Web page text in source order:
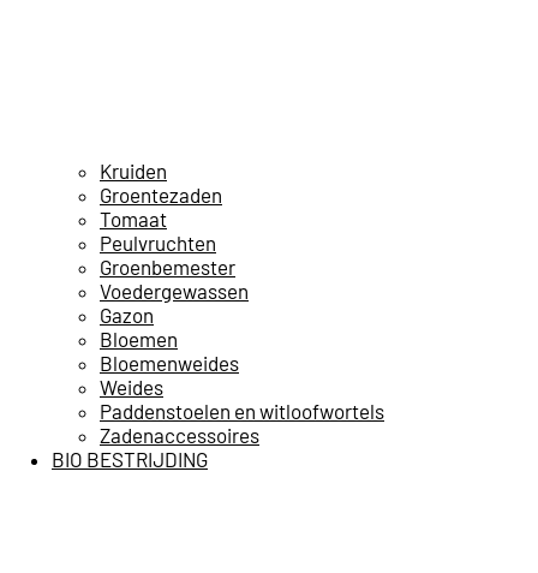
Kruiden
Groentezaden
Tomaat
Peulvruchten
Groenbemester
Voedergewassen
Gazon
Bloemen
Bloemenweides
Weides
Paddenstoelen en witloofwortels
Zadenaccessoires
BIO BESTRIJDING